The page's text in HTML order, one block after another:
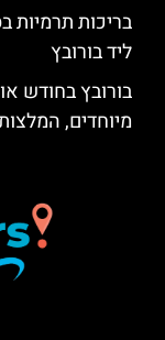
ליד בורובץ
בורובץ בחודש
מיוחדים,